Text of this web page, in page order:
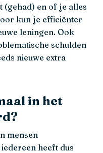
(gehad) en of je alles
kun je efficiënter
leningen. Ook
schulden
nieuwe extra
in het
mensen
heeft dus